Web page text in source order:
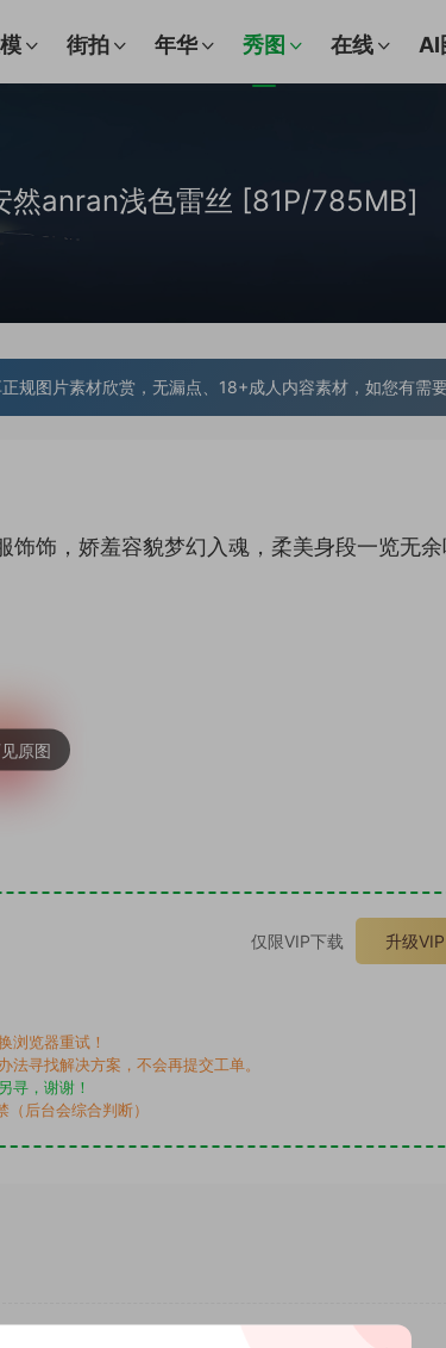
街拍 年华 秀图 在线 AI
anran浅色雷丝 [81P/785MB]
规图片素材欣赏，无漏点、18+成人内容素材，如您有需
饰，娇羞容貌梦幻入魂，柔美身段一览无余
仅限VIP下载 升级VIP
浏览器重试！
寻找解决方案，不会再提交工单。
寻，谢谢！
后台会综合判断）